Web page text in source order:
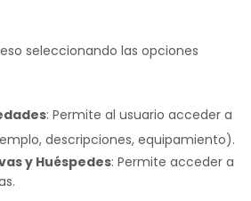
seleccionando las opciones
: Permite al usuario acceder a
descripciones, equipamiento).
y Huéspedes: Permite acceder a